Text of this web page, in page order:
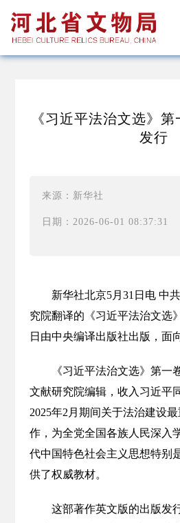
《习近平法治文选》
发行
来源：新华社
日期：2026-06-01 08:37:31
新华社北京5月31日电 中
究院翻译的《习近平法治文选
日由中央编译出版社出版，面
《习近平法治文选》第一
文献研究院编辑，收入习近平
2025年2月期间关于法治建设
作，为全党全国各族人民深入
代中国特色社会主义思想特别
供了权威教材。
这部著作英文版的出版发